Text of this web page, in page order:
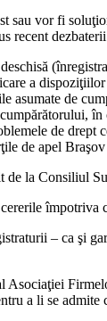
sau vor fi
recent
a
asumate de
de drept
de apel
la Consiliul
împotriva
– ca şi
a li se admite